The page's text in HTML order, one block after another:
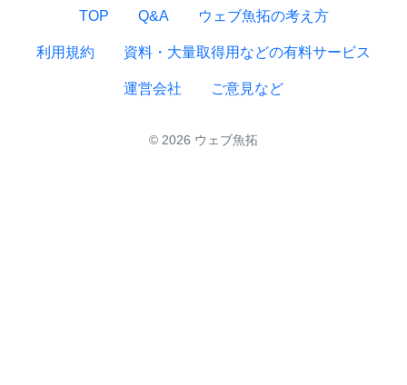
TOP Q&A ウェブ魚拓の考え方
利用規約 資料・大量取得用などの有料サービス
運営会社 ご意見など
© 2026 ウェブ魚拓